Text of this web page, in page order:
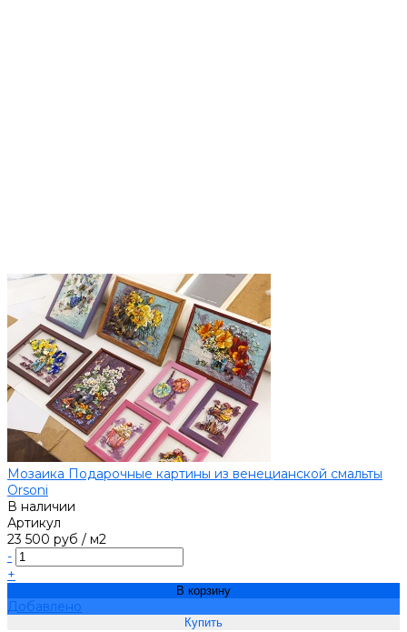
Мозаика Подарочные картины из венецианской смальты
Orsoni
В наличии
Артикул
23 500 руб / м2
-
+
В корзину
Добавлено